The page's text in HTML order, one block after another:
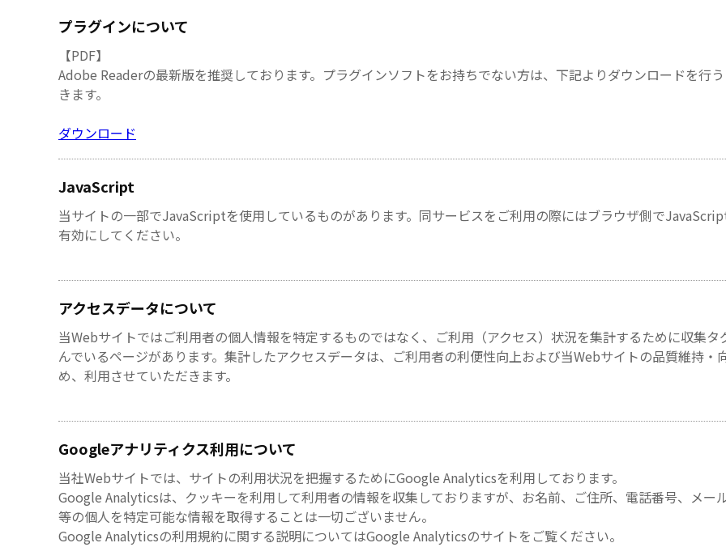
プラグインについて
【PDF】
Adobe Readerの最新版を推奨しております。プラグインソフトをお持ちでない方は、下記よりダウンロードを行
きます。
ダウンロード
JavaScript
当サイトの一部でJavaScriptを使用しているものがあります。同サービスをご利用の際にはブラウザ側で
有効にしてください。
アクセスデータについて
当Webサイトではご利用者の個人情報を特定するものではなく、ご利用（アクセス）状況を集計するために収集タ
んでいるページがあります。集計したアクセスデータは、ご利用者の利便性向上および当Webサイトの品質維持・
め、利用させていただきます。
Googleアナリティクス利用について
当社Webサイトでは、サイトの利用状況を把握するためにGoogle Analyticsを利用しております。
Google Analyticsは、クッキーを利用して利用者の情報を収集しておりますが、お名前、ご住所、電話番号、メー
等の個人を特定可能な情報を取得することは一切ございません。
Google Analyticsの利用規約に関する説明についてはGoogle Analyticsのサイトをご覧ください。